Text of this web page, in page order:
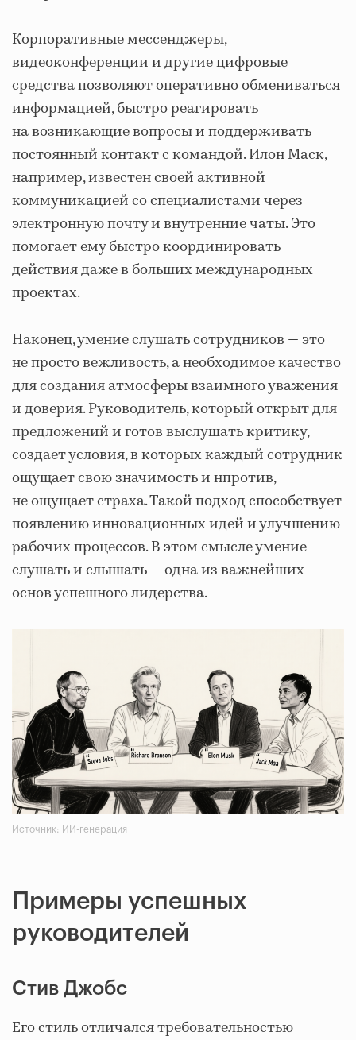
Корпоративные мессенджеры,
видеоконференции и другие цифровые
средства позволяют оперативно обмениваться
информацией, быстро реагировать
на возникающие вопросы и поддерживать
постоянный контакт с командой. Илон Маск,
например, известен своей активной
коммуникацией со специалистами через
электронную почту и внутренние чаты. Это
помогает ему быстро координировать
действия даже в больших международных
проектах.
Наконец, умение слушать сотрудников — это
не просто вежливость, а необходимое качество
для создания атмосферы взаимного уважения
и доверия. Руководитель, который открыт для
предложений и готов выслушать критику,
создает условия, в которых каждый сотрудник
ощущает свою значимость и нпротив,
не ощущает страха. Такой подход способствует
появлению инновационных идей и улучшению
рабочих процессов. В этом смысле умение
слушать и слышать — одна из важнейших
основ успешного лидерства.
Источник: ИИ-генерация
Примеры успешных
руководителей
Стив Джобс
Его стиль отличался требовательностью